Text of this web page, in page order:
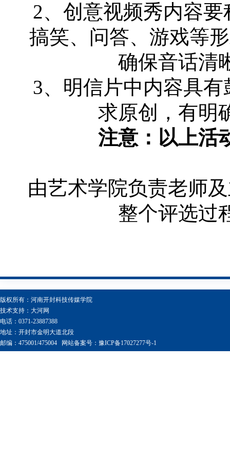
2、创意视频秀内容
搞笑、问答、游戏等
确保音话清
3、明信片中内容具
求原创，有明
注意：以上活
由艺术学院负责老师
整个评选过
版权所有：河南开封科技传媒学院
技术支持： 大河网
电话：0371-23887388
地址：开封市金明大道北段
邮编：475001/475004
网站备案号：豫ICP备17027277号-1